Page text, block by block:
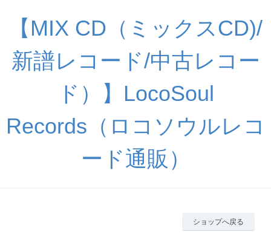
【MIX CD（ミックスCD)/
新譜レコード/中古レコー
ド）】LocoSoul
Records（ロコソウルレコ
ード通販）
ショップへ戻る